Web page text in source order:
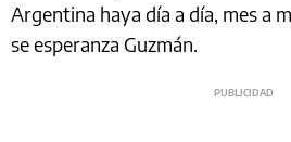
Argentina haya día a día, mes a
se esperanza Guzmán.